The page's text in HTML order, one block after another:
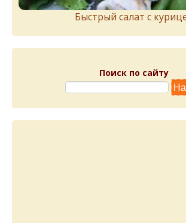
Быстрый салат с
Поиск по сайту